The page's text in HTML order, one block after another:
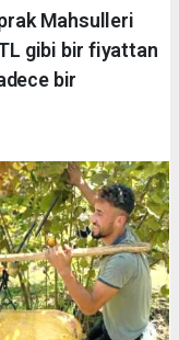
Mahsulleri
TL gibi bir fiyattan
bir